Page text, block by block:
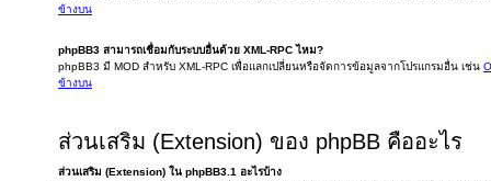
ข้างบน
phpBB3 สามารถเชื่อมกับระบบอื่นด้วย XML-RPC ไหม?
phpBB3 มี MOD สำหรับ XML-RPC เพื่อแลกเปลี่ยนหรือจัดการข้อมูลจากโปรแกรมอื่น เช่น
ข้างบน
ส่วนเสริม (Extension) ของ phpBB คืออะไร
ส่วนเสริม (Extension) ใน phpBB3.1 อะไรบ้าง